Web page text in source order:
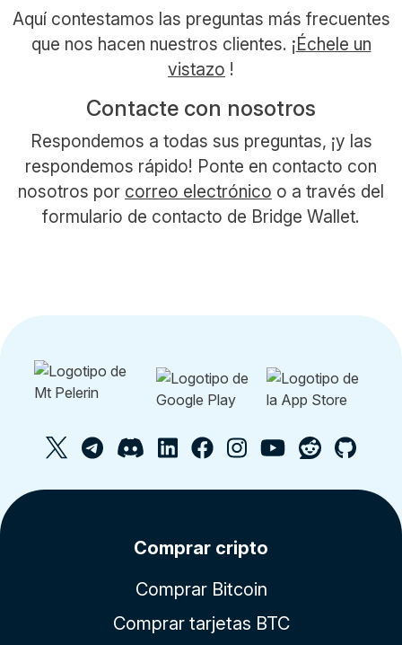
Aquí contestamos las preguntas más frecuentes
que nos hacen nuestros clientes. ¡Échele un
vistazo !
Contacte con nosotros
Respondemos a todas sus preguntas, ¡y las
respondemos rápido! Ponte en contacto con
nosotros por correo electrónico o a través del
formulario de contacto de Bridge Wallet.
Comprar cripto
Comprar Bitcoin
Comprar tarjetas BTC